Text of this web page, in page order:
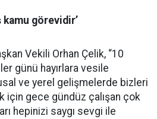
kamu görevidir’
Vekili Orhan Çelik, “10
günü hayırlara vesile
ve yerel gelişmelerde bizleri
için gece gündüz çalışan çok
hepinizi saygı sevgi ile